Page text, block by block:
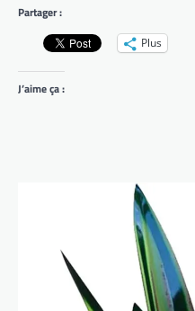
Partager :
Plus
J’aime ça :